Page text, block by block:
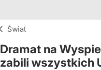
Świat
Dramat na
zabili wszystkich